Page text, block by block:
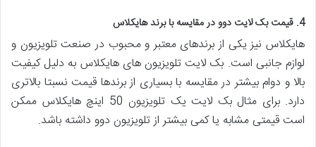
4. قیمت بک لایت دوو در مقایسه با برند هایکلاس
هایکلاس نیز یکی از برندهای معتبر و محبوب در صنعت تلویزیون و
لوازم جانبی است. بک لایت تلویزیون های هایکلاس به دلیل کیفیت
بالا و دوام بیشتر در مقایسه با بسیاری از برندها قیمت نسبتا بالاتری
دارد. برای مثال بک لایت یک تلویزیون 50 اینچ هایکلاس ممکن
است قیمتی مشابه یا کمی بیشتر از تلویزیون دوو داشته باشد.